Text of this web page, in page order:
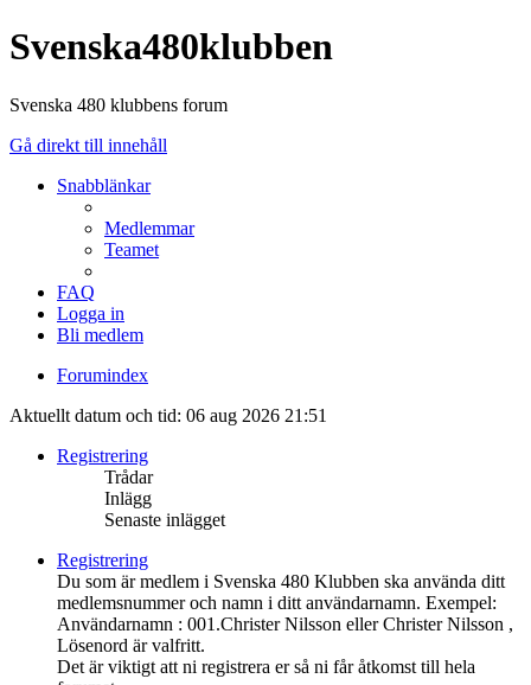
Svenska480klubben
Svenska 480 klubbens forum
Gå direkt till innehåll
Snabblänkar
Medlemmar
Teamet
FAQ
Logga in
Bli medlem
Forumindex
Aktuellt datum och tid: 06 aug 2026 21:51
Registrering
Trådar
Inlägg
Senaste inlägget
Registrering
Du som är medlem i Svenska 480 Klubben ska använda ditt
medlemsnummer och namn i ditt användarnamn. Exempel:
Användarnamn : 001.Christer Nilsson eller Christer Nilsson ,
Lösenord är valfritt.
Det är viktigt att ni registrera er så ni får åtkomst till hela